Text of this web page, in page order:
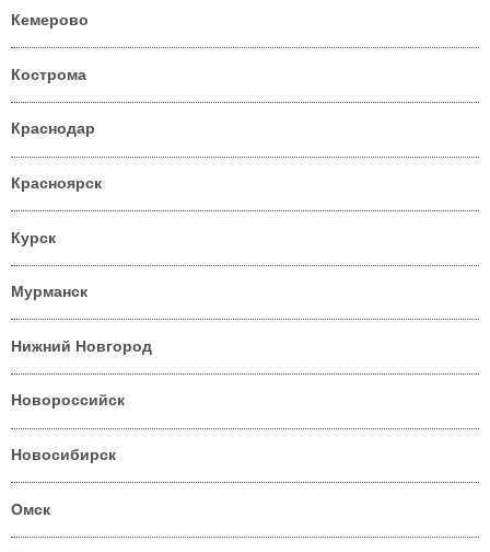
Кемерово
Кострома
Краснодар
Красноярск
Курск
Мурманск
Нижний Новгород
Новороссийск
Новосибирск
Омск